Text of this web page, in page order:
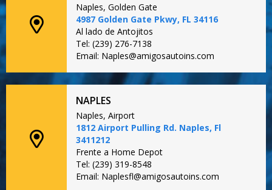
Naples, Golden Gate
4987 Golden Gate Pkwy, FL 34116
Al lado de Antojitos
Tel: (239) 276-7138
Email: Naples@amigosautoins.com
NAPLES
Naples, Airport
1812 Airport Pulling Rd. Naples, Fl
3411212
Frente a Home Depot
Tel: (239) 319-8548
Email: Naplesfl@amigosautoins.com